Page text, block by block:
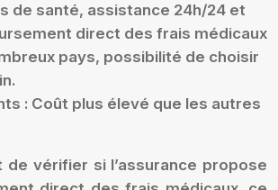
de santé, assistance 24h/24 et
direct des frais médicaux
pays, possibilité de choisir
: Coût plus élevé que les autres
de vérifier si l’assurance propose